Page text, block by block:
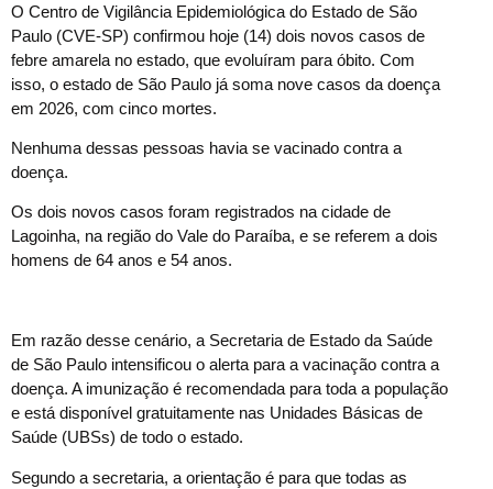
O Centro de Vigilância Epidemiológica do Estado de São
Paulo (CVE-SP) confirmou hoje (14) dois novos casos de
febre amarela no estado, que evoluíram para óbito. Com
isso, o estado de São Paulo já soma nove casos da doença
em 2026, com cinco mortes.
Nenhuma dessas pessoas havia se vacinado contra a
doença.
Os dois novos casos foram registrados na cidade de
Lagoinha, na região do Vale do Paraíba, e se referem a dois
homens de 64 anos e 54 anos.
Em razão desse cenário, a Secretaria de Estado da Saúde
de São Paulo intensificou o alerta para a vacinação contra a
doença. A imunização é recomendada para toda a população
e está disponível gratuitamente nas Unidades Básicas de
Saúde (UBSs) de todo o estado.
Segundo a secretaria, a orientação é para que todas as